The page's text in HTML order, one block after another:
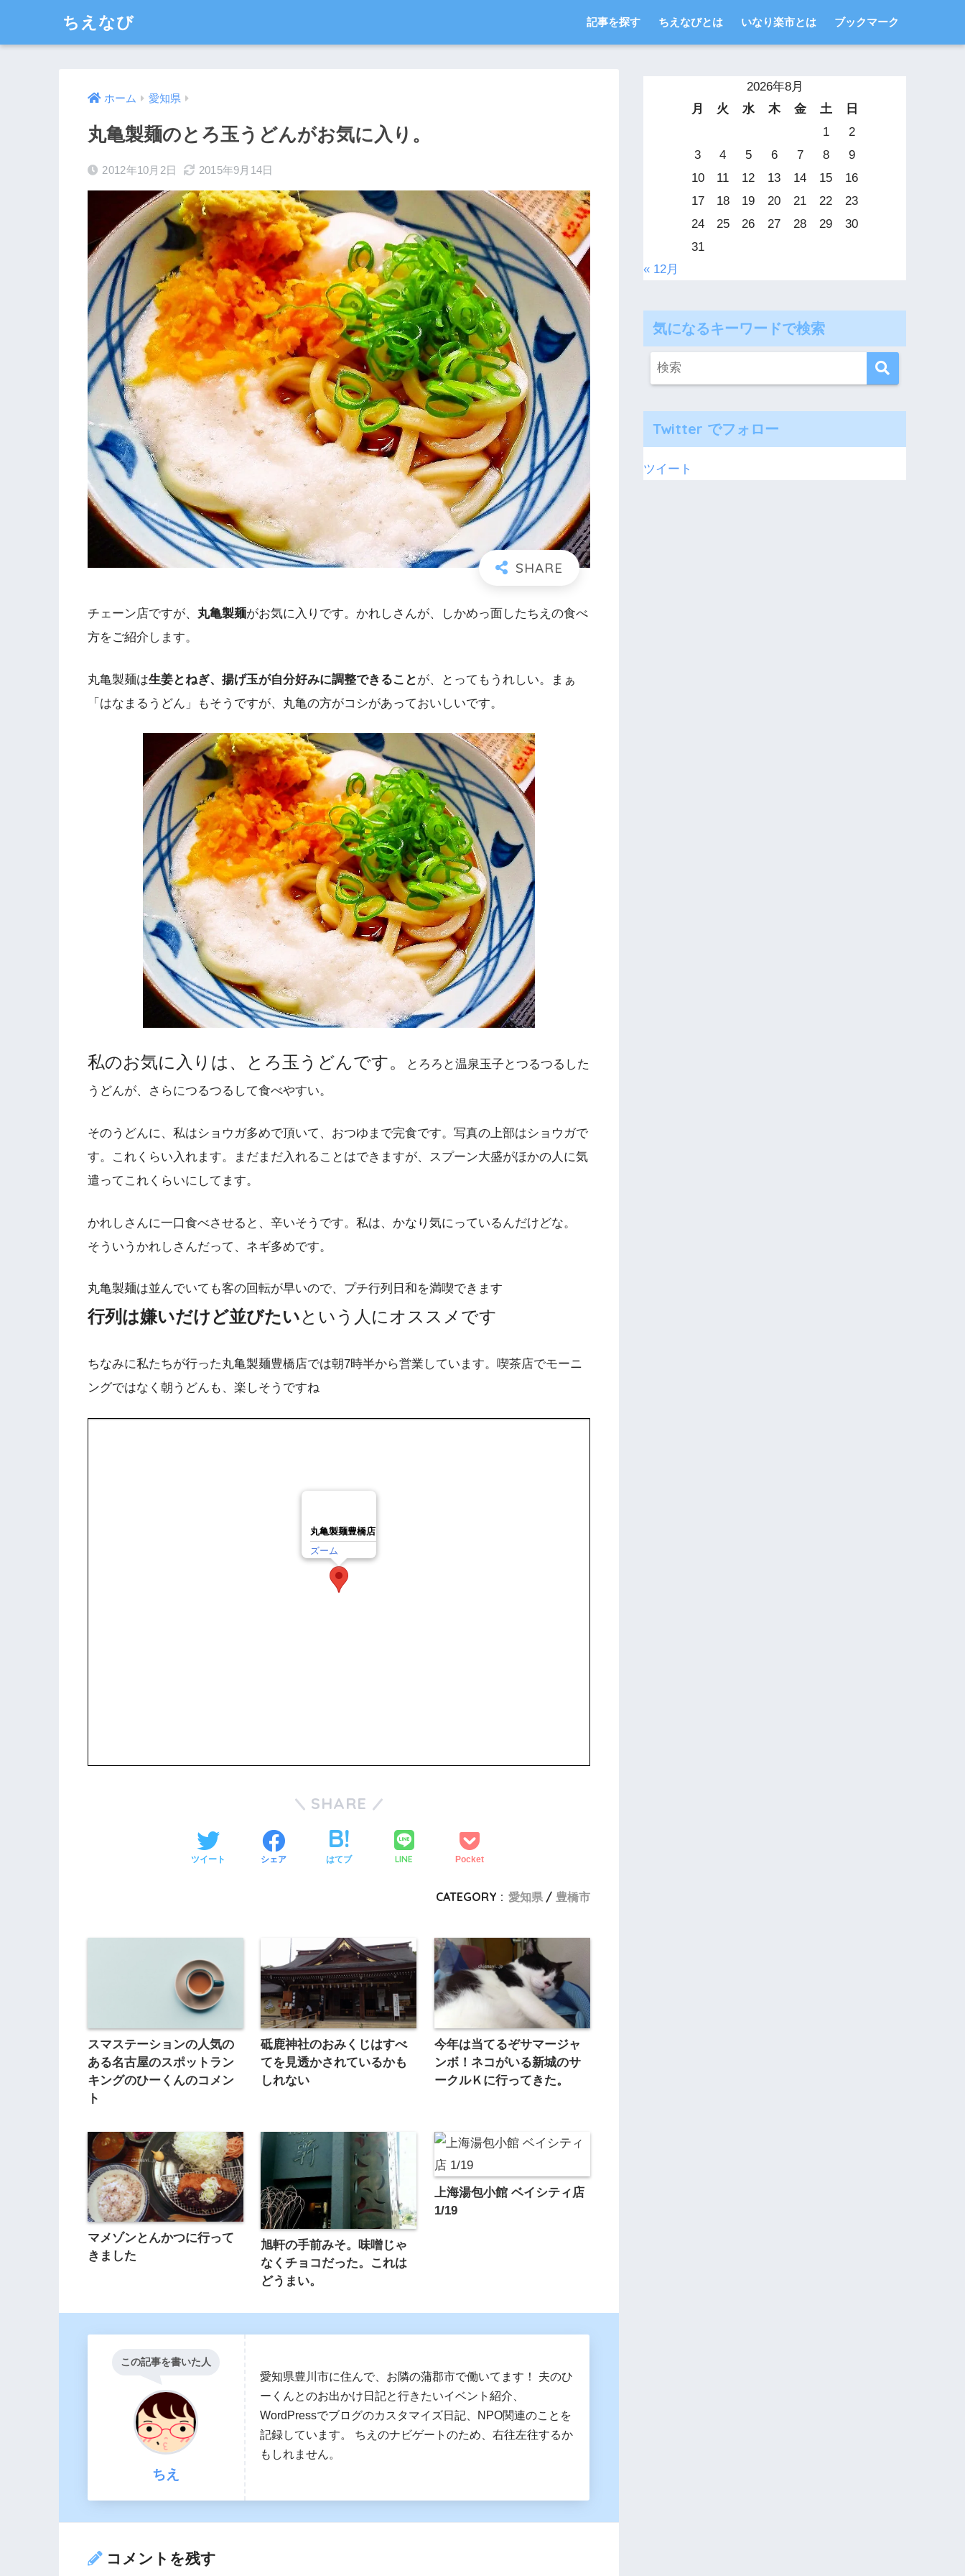
ちえなび 記事を探す ちえなびとは いなり楽市とは ブックマーク
ホーム 愛知県
丸亀製麺のとろ玉うどんがお気に入り。
2012年10月2日 2015年9月14日
チェーン店ですが、 丸亀製麺がお気に入りです。かれしさんが、しかめっ面したちえの食べ
方をご紹介します。
丸亀製麺は生姜とねぎ、揚げ玉が自分好みに調整できること が、とってもうれしい。まぁ
「はなまるうどん」もそうですが、丸亀の方がコシがあっておいしいです。
私のお気に入りは、とろ玉うどんです。
とろろと温泉玉子とつるつるした
うどんが、さらにつるつるして食べやすい。
そのうどんに、私はショウガ多めで頂いて、おつゆまで完食です。写真の上部はショウガで
す。これくらい入れます。まだまだ入れることはできますが、スプーン大盛がほかの人に気
遣ってこれくらいにしてます。
かれしさんに一口食べさせると、辛いそうです。私は、かなり気にっているんだけどな。
そういうかれしさんだって、ネギ多めです。
丸亀製麺は並んでいても客の回転が早いので、プチ行列日和を満喫できます
行列は嫌いだけど並びたいという人にオススメです
ちなみに私たちが行った丸亀製麺豊橋店では朝7時半から営業しています。喫茶店でモーニ
ングではなく朝うどんも、楽しそうですね
丸亀製麺豊橋店
ズーム
SHARE
ツイート シェア はてブ LINE Pocket
CATEGORY : 愛知県 豊橋市
スマステーションの人気の
ある名古屋のスポットラン
キングのひーくんのコメン
ト
砥鹿神社のおみくじはすべ
てを見透かされているかも
しれない
今年は当てるぞサマージャ
ンボ！ネコがいる新城のサ
ークルＫに行ってきた。
マメゾンとんかつに行って
きました
旭軒の手前みそ。味噌じゃ
なくチョコだった。これは
どうまい。
上海湯包小館 ベイシティ店
1/19
この記事を書いた人
ちえ
愛知県豊川市に住んで、お隣の蒲郡市で働いてます！ 夫のひ
ーくんとのお出かけ日記と行きたいイベント紹介、
WordPressでブログのカスタマイズ日記、NPO関連のことを
記録しています。 ちえのナビゲートのため、右往左往するか
もしれません。
コメントを残す
2026年8月
月
火 水 木 金 土
日
1
2
3
4 5 6 7 8
9
10
11 12 13 14 15
16
17
18 19 20 21 22
23
24
25 26 27 28 29
30
31
« 12月
気になるキーワードで検索
Twitter でフォロー
ツイート